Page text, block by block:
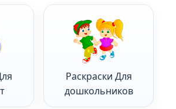
Раскраски Для
дошкольников